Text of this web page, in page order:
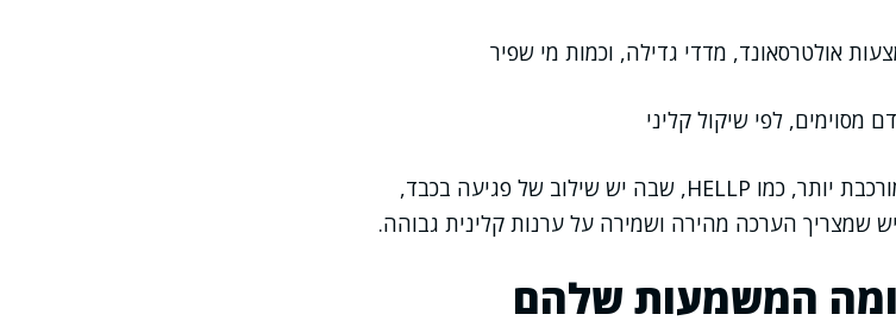
אולטרסאונד, מדדי גדילה, וכמות מי שפיר
מסוימים, לפי שיקול קליני
במקרים מסוימים עולה חשד לתסמונת מורכבת יותר, כמו HELLP, שבה יש שילוב של פגיעה בכבד,
שמצריך הערכה מהירה ושמירה על ערנות קלינית גבוהה.
ומה המשמעות שלהם